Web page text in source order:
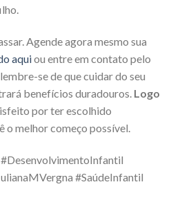
Agende agora mesmo sua
aquiou entre em contato pelo
, lembre-se de que cuidar do seu
benefícios duradouros. Logo
por ter escolhido
melhor começo possível.
#SaúdeInfantil